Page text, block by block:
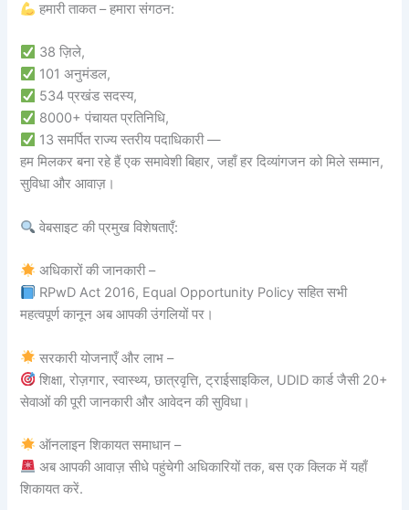
हमारी ताकत – हमारा संगठन:
38 ज़िले,
101 अनुमंडल,
534 प्रखंड सदस्य,
8000+ पंचायत प्रतिनिधि,
13 समर्पित राज्य स्तरीय पदाधिकारी —
हम मिलकर बना रहे हैं एक समावेशी बिहार, जहाँ हर दिव्यांगजन को मिले सम्मान,
सुविधा और आवाज़।
वेबसाइट की प्रमुख विशेषताएँ:
अधिकारों की जानकारी –
RPwD Act 2016, Equal Opportunity Policy सहित सभी
महत्वपूर्ण कानून अब आपकी उंगलियों पर।
सरकारी योजनाएँ और लाभ –
शिक्षा, रोज़गार, स्वास्थ्य, छात्रवृत्ति, ट्राईसाइकिल, UDID कार्ड जैसी 20+
सेवाओं की पूरी जानकारी और आवेदन की सुविधा।
ऑनलाइन शिकायत समाधान –
अब आपकी आवाज़ सीधे पहुंचेगी अधिकारियों तक, बस एक क्लिक में यहाँ
शिकायत करें.